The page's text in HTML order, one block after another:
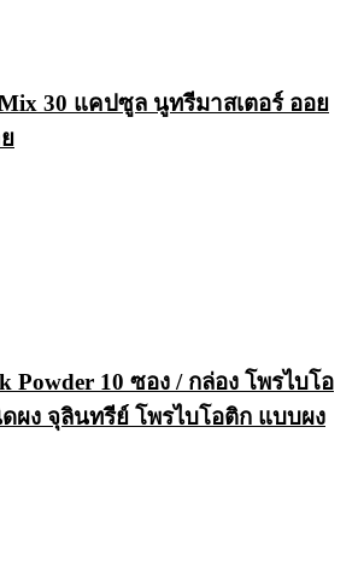
30 แคปซูล นูทรีมาสเตอร์ ออย
Powder 10 ซอง / กล่อง โพรไบโอ
ผง จุลินทรีย์ โพรไบโอติก แบบผง